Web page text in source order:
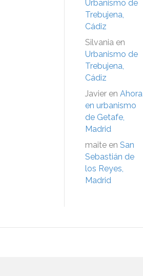
Urbanismo de
Trebujena,
Cádiz
Silvania en
Urbanismo de
Trebujena,
Cádiz
Javier en Ahora
en urbanismo
de Getafe,
Madrid
maite en San
Sebastián de
los Reyes,
Madrid